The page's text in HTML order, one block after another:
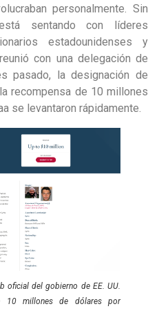
personalmente. Sin
sentando con líderes
estadounidenses y
con una delegación de
pasado, la designación de
recompensa de 10 millones
se levantaron rápidamente.
oficial del gobierno de EE. UU.
10 millones de dólares por